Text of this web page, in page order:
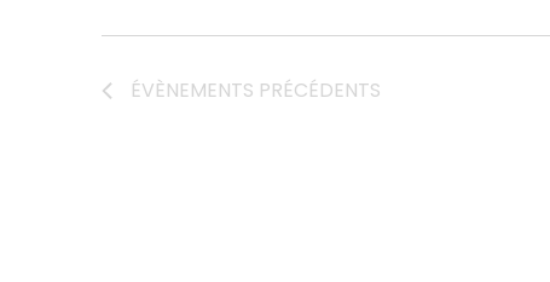
ÉVÈNEMENTS PRÉCÉDENTS